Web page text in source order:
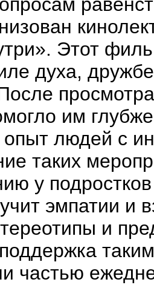
Этот
духа,
им
людей с
таких
у
эмпатии и
и
частью